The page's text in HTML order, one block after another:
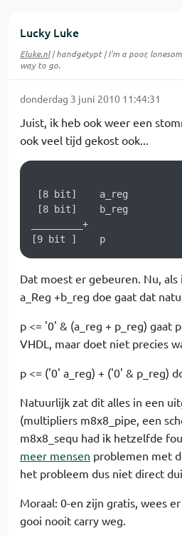
Lucky Luke
Eluke.nl| handgetypt | I'm a poor,
way to go.
donderdag 3 juni 2010 11:44:31
Juist, ik heb ook weer een
ook veel tijd gekost ook...
[8 bit]    a_reg
[8 bit]    b_reg
_________+
Dat moest er gebeuren. Nu,
a_Reg +b_reg doe gaat dat
p <= '0' & (a_reg + p_reg) gaat
VHDL, maar doet niet precies
p <= ('0' a_reg) + ('0' & p_reg)
Natuurlijk zat dit alles in een
(multipliers m8x8_pipe, een
m8x8_sequ had ik hetzelfde
meer mensen problemen met
het probleem dus niet direct
Moraal: 0-en zijn gratis, wees
gooi nooit carry weg.